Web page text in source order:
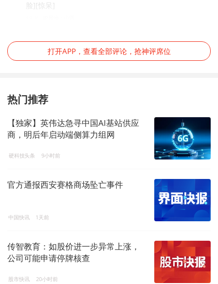
脸][惊呆]
打开APP，查看全部评论，抢神评席位
热门推荐
【独家】英伟达急寻中国AI基站供应
商，明后年启动端侧算力组网
硬科技头条 9小时前
官方通报西安赛格商场坠亡事件
中国快讯 1天前
传智教育：如股价进一步异常上涨，
公司可能申请停牌核查
股市快讯 20小时前